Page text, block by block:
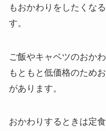
もおかわりをしたくな
す。
ご飯やキャベツのおか
もともと低価格のため
があります。
おかわりするときは定